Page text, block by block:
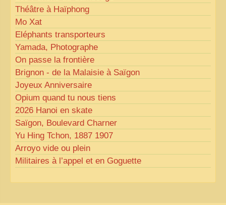
Théâtre à Haïphong
Mo Xat
Eléphants transporteurs
Yamada, Photographe
On passe la frontière
Brignon - de la Malaisie à Saïgon
Joyeux Anniversaire
Opium quand tu nous tiens
2026 Hanoi en skate
Saïgon, Boulevard Charner
Yu Hing Tchon, 1887 1907
Arroyo vide ou plein
Militaires à l’appel et en Goguette